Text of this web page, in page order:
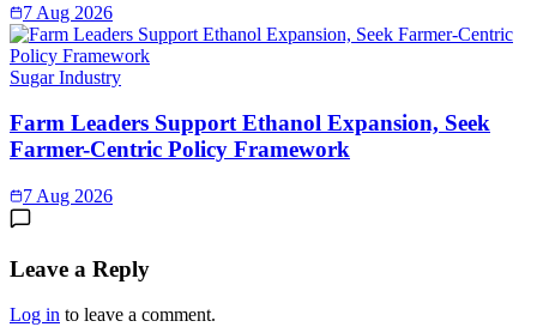
7 Aug 2026
Sugar Industry
Farm Leaders Support Ethanol Expansion, Seek
Farmer-Centric Policy Framework
7 Aug 2026
Leave a Reply
Log in to leave a comment.